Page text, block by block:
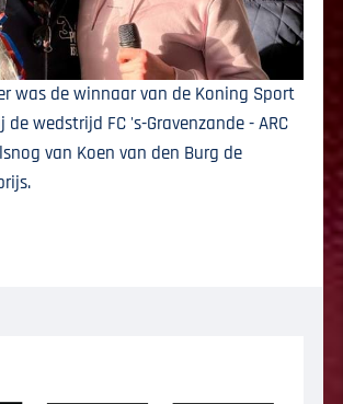
was de winnaar van de Koning Sport
de wedstrijd FC 's-Gravenzande - ARC
van Koen van den Burg de